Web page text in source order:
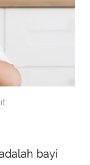
bayi